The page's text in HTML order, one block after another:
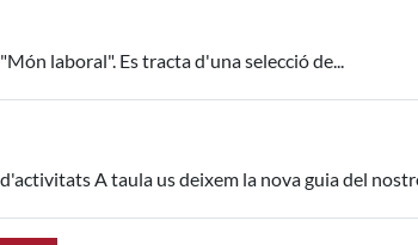
laboral". Es tracta d'una selecció de...
A taula us deixem la nova guia del